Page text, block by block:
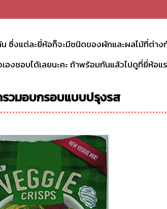
น ซึ่งแต่ละยี่ห้อก็จะมีชนิดของผักและผลไม้ที่ต่า
องชอบได้เลยนะคะ ถ้าพร้อมกันแล้วไปดูที่ยี่ห้อแ
รวมอบกรอบแบบปรุงรส